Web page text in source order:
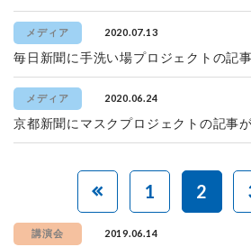
メディア 2020.07.13
毎日新聞に手洗い場プロジェクトの記
メディア 2020.06.24
京都新聞にマスクプロジェクトの記事
1 2
講演会 2019.06.14